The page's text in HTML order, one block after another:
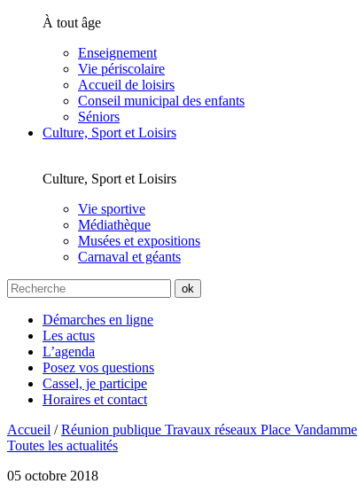
À tout âge
Enseignement
Vie périscolaire
Accueil de loisirs
Conseil municipal des enfants
Séniors
Culture, Sport et Loisirs
Culture, Sport et Loisirs
Vie sportive
Médiathèque
Musées et expositions
Carnaval et géants
Démarches en ligne
Les actus
L’agenda
Posez vos questions
Cassel, je participe
Horaires et contact
Accueil /Réunion publique Travaux réseaux Place Vandamme
Toutes les actualités
05 octobre 2018